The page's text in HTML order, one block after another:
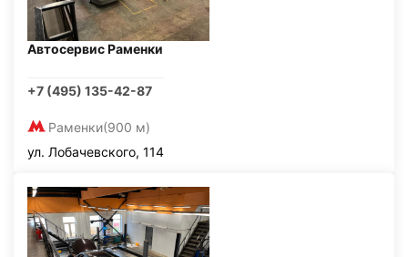
Автосервис Раменки
+7 (495) 135-42-87
Раменки(900 м)
ул. Лобачевского, 114